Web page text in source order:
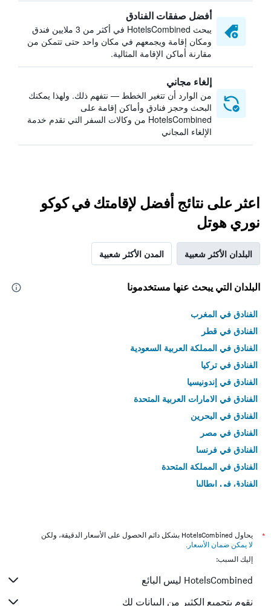
أفضل صفقات الفنادق
يبحث HotelsCombined في أكثر من 3 ملايين فندق
ومكان إقامة ويجمعهم في مكان واحد حتى تتمكن من
مقارنة أماكن الإقامة المثالية.
إلغاء مجاني
من الوارد أن تتغير الخطط — نتفهم ذلك. ولهذا يمكنك
البحث وحجز فنادق وأماكن إقامة على
HotelsCombined من وكالات السفر التي تقدم خدمة
الإلغاء المجاني
اعثر على نتائج أفضل لإقامتك في كوكو
نوري هوتل
البلدان الأكثر شعبية المدن الأكثر شعبية
البلدان التي يبحث عنها مستخدمونا
الفنادق في المغرب
الفنادق في قطر
الفنادق في المملكة العربية السعودية
الفنادق في تركيا
الفنادق في إندونيسيا
الفنادق في الامارات العربية المتحدة
الفنادق في البحرين
الفنادق في مصر
الفنادق في فرنسا
الفنادق في المملكة المتحدة
الفنادق في إيطاليا
*
يحاول HotelsCombined بشكل دائم الحصول على الأسعار الدقيقة، ولكن
لا يمكن ضمان الأسعار .
إليك السبب:
HotelsCombined ليس البائع
نقوم بتجميع الكثير من البيانات لك